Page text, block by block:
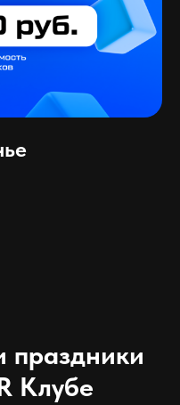
праздники
Клубе